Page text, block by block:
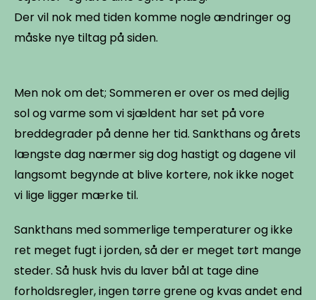
Der vil nok med tiden komme nogle ændringer og
måske nye tiltag på siden.
Men nok om det; Sommeren er over os med dejlig
sol og varme som vi sjældent har set på vore
breddegrader på denne her tid. Sankthans og årets
længste dag nærmer sig dog hastigt og dagene vil
langsomt begynde at blive kortere, nok ikke noget
vi lige ligger mærke til.
Sankthans med sommerlige temperaturer og ikke
ret meget fugt i jorden, så der er meget tørt mange
steder. Så husk hvis du laver bål at tage dine
forholdsregler, ingen tørre grene og kvas andet end